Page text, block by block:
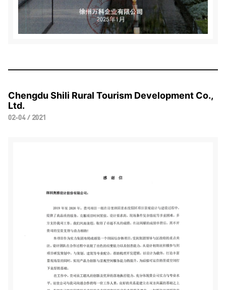
Chengdu Shili Rural Tourism Development Co.,
Ltd.
02-04 / 2021